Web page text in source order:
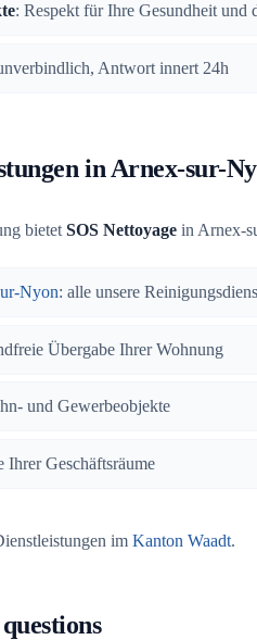
: Respekt für Ihre Gesundheit und
Antwort innert 24h
in Arnex-sur-
bietetSOS Nettoyage in Arnex-
Nyon: alle unsere
Übergabe Ihrer Wohnung
und Gewerbeobjekte
Ihrer Geschäftsräume
im Kanton Waadt.